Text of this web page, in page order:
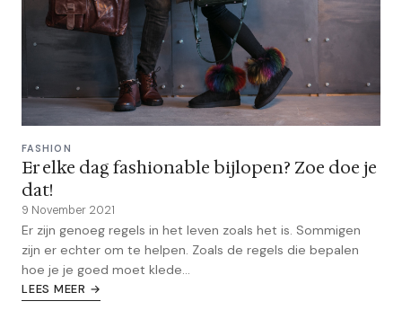
FASHION
Er elke dag fashionable bijlopen? Zoe doe je
dat!
9 November 2021
Er zijn genoeg regels in het leven zoals het is. Sommigen
zijn er echter om te helpen. Zoals de regels die bepalen
hoe je je goed moet klede...
LEES MEER →